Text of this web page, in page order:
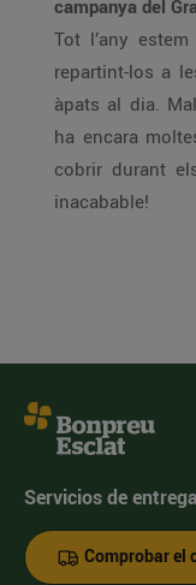
campanya del
Tot l’any
repartint-los a
àpats al dia.
ha encara
cobrir durant
inacabable!
Servicios de
Comprobar el